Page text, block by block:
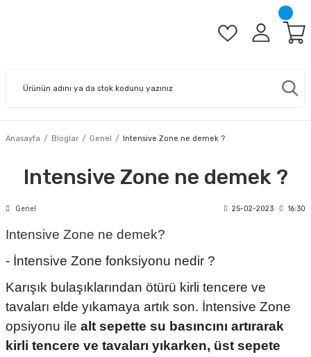
Anasayfa Bloglar Genel Intensive Zone ne demek ?
Intensive Zone ne demek ?
Genel 25-02-2023 16:30
Intensive Zone ne demek?
- İntensive Zone fonksiyonu nedir ?
Karışık bulaşıklarından ötürü kirli tencere ve
tavaları elde yıkamaya artık son. İntensive Zone
opsiyonu ile alt sepette su basıncını artırarak
kirli tencere ve tavaları yıkarken, üst sepete